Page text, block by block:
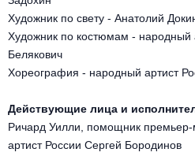
Open-air на ВДНХ
Рок
Балет
Драма
Спектакль
Художник по свету - Анатолий
Художник по костюмам - народный
Белякович
Хореография - народный артист
Действующие лица и
Ричард Уилли, помощник премьер-
артист России Сергей Бородинов